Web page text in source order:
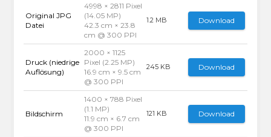
Original JPG
Datei
4998 × 2811 Pixel
(14.05 MP)
42.3 cm × 23.8
cm @ 300 PPI
1.2 MB Download
Druck (niedrige
Auflösung)
2000 × 1125
Pixel (2.25 MP)
16.9 cm × 9.5 cm
@ 300 PPI
245 KB Download
Bildschirm
1400 × 788 Pixel
(1.1 MP)
11.9 cm × 6.7 cm
@ 300 PPI
121 KB Download